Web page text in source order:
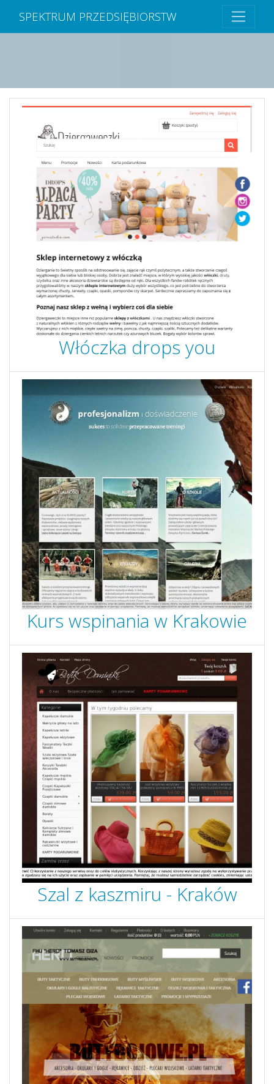
SPEKTRUM PRZEDSIĘBIORSTW
Włóczka drops you
Kurs wspinania w Krakowie
Szal z kaszmiru - Kraków